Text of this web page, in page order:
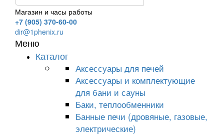
Магазин и часы работы
+7 (905) 370-60-00
dir@1phenix.ru
Меню
Каталог
Аксессуары для печей
Аксессуары и комплектующие
для бани и сауны
Баки, теплообменники
Банные печи (дровяные, газовые,
электрические)